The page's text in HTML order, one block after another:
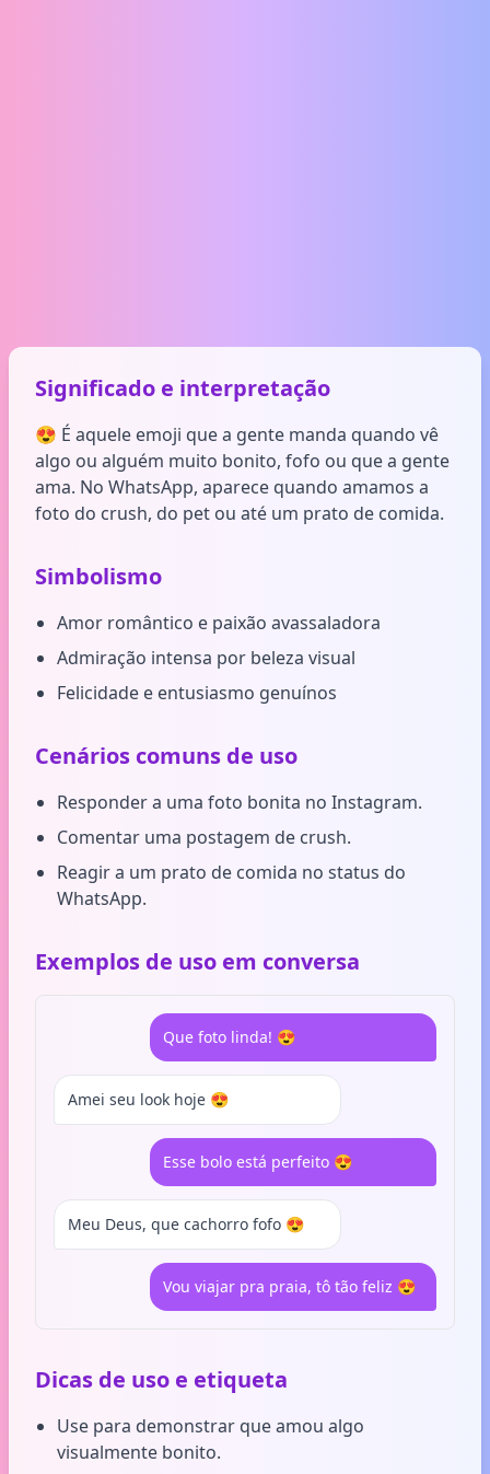
Significado e interpretação
😍 É aquele emoji que a gente manda quando vê
algo ou alguém muito bonito, fofo ou que a gente
ama. No WhatsApp, aparece quando amamos a
foto do crush, do pet ou até um prato de comida.
Simbolismo
Amor romântico e paixão avassaladora
Admiração intensa por beleza visual
Felicidade e entusiasmo genuínos
Cenários comuns de uso
Responder a uma foto bonita no Instagram.
Comentar uma postagem de crush.
Reagir a um prato de comida no status do
WhatsApp.
Exemplos de uso em conversa
Que foto linda! 😍
Amei seu look hoje 😍
Esse bolo está perfeito 😍
Meu Deus, que cachorro fofo 😍
Vou viajar pra praia, tô tão feliz 😍
Dicas de uso e etiqueta
Use para demonstrar que amou algo
visualmente bonito.